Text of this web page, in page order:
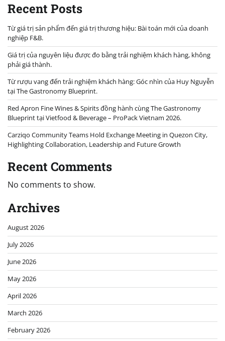
Recent Posts
Từ giá trị sản phẩm đến giá trị thương hiệu: Bài toán mới của doanh
nghiệp F&B.
Giá trị của nguyên liệu được đo bằng trải nghiệm khách hàng, không
phải giá thành.
Từ rượu vang đến trải nghiệm khách hàng: Góc nhìn của Huy Nguyễn
tại The Gastronomy Blueprint.
Red Apron Fine Wines & Spirits đồng hành cùng The Gastronomy
Blueprint tại Vietfood & Beverage – ProPack Vietnam 2026.
Carziqo Community Teams Hold Exchange Meeting in Quezon City,
Highlighting Collaboration, Leadership and Future Growth
Recent Comments
No comments to show.
Archives
August 2026
July 2026
June 2026
May 2026
April 2026
March 2026
February 2026